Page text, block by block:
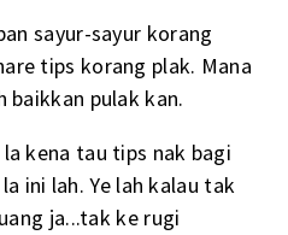
sayur-sayur korang
tips korang plak. Mana
baikkan pulak kan.
kena tau tips nak bagi
ini lah. Ye lah kalau tak
ja...tak ke rugi